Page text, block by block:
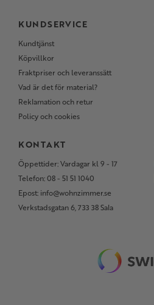
KUNDSERVICE
Kundtjänst
Köpvillkor
Fraktpriser och leveranssätt
Vad är det för material?
Reklamation och retur
Policy och cookies
KONTAKT
Öppettider: Vardagar kl 9 - 17
Telefon: 08 - 51 51 1040
Epost: info@wohnzimmer.se
Verkstadsgatan 6, 733 38 Sala